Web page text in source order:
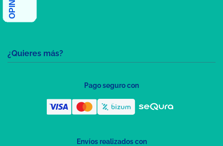
¿Quieres más?
Pago seguro con
Envíos realizados con